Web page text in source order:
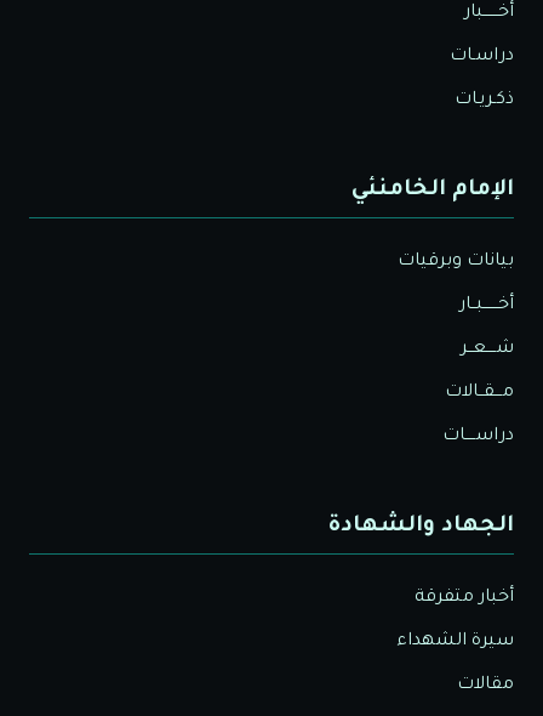
أخــــــبار
دراسـات
ذكـريـات
الإمام الخامنئي
بيانات وبرقيات
أخــــــبــار
شــــعــر
مـــقــالات
دراســــات
الجهاد والشهادة
أخبار متفرقة
سيرة الشهداء
مقالات